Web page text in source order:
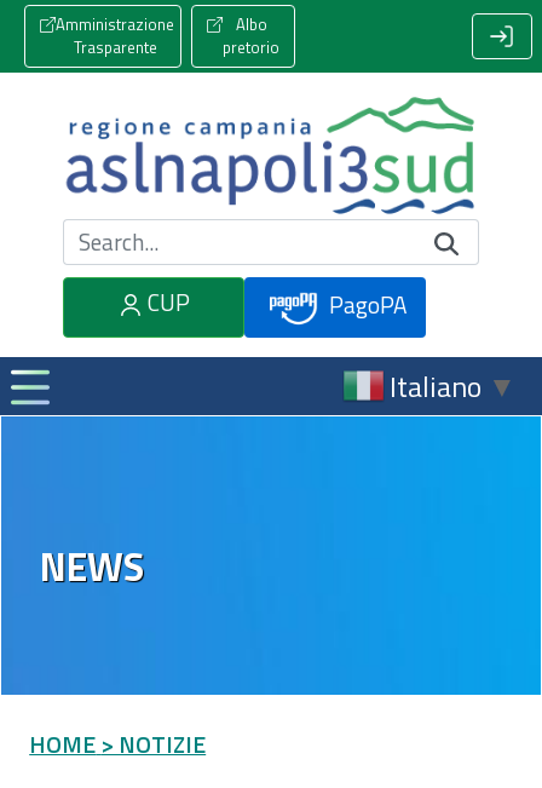
Amministrazione
Trasparente
Albo
pretorio
Cerca nel sito
CUP
PagoPA
Italiano ▼
NEWS
HOME > NOTIZIE